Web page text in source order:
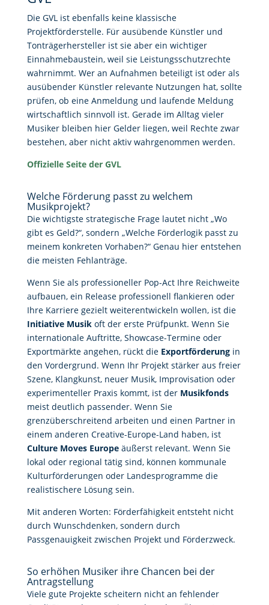
Die GVL ist ebenfalls keine klassische
Projektförderstelle. Für ausübende Künstler und
Tonträgerhersteller ist sie aber ein wichtiger
Einnahmebaustein, weil sie Leistungsschutzrechte
wahrnimmt. Wer an Aufnahmen beteiligt ist oder als
ausübender Künstler relevante Nutzungen hat, sollte
prüfen, ob eine Anmeldung und laufende Meldung
wirtschaftlich sinnvoll ist. Gerade im Alltag vieler
Musiker bleiben hier Gelder liegen, weil Rechte zwar
bestehen, aber nicht aktiv wahrgenommen werden.
Offizielle Seite der GVL
Welche Förderung passt zu welchem
Musikprojekt?
Die wichtigste strategische Frage lautet nicht „Wo
gibt es Geld?“, sondern „Welche Förderlogik passt zu
meinem konkreten Vorhaben?“ Genau hier entstehen
die meisten Fehlanträge.
Wenn Sie als professioneller Pop-Act Ihre Reichweite
aufbauen, ein Release professionell flankieren oder
Ihre Karriere gezielt weiterentwickeln wollen, ist die
Initiative Musikoft der erste Prüfpunkt. Wenn Sie
internationale Auftritte, Showcase-Termine oder
Exportmärkte angehen, rückt die Exportförderungin
den Vordergrund. Wenn Ihr Projekt stärker aus freier
Szene, Klangkunst, neuer Musik, Improvisation oder
experimenteller Praxis kommt, ist der Musikfonds
meist deutlich passender. Wenn Sie
grenzüberschreitend arbeiten und einen Partner in
einem anderen Creative-Europe-Land haben, ist
Culture Moves Europeäußerst relevant. Wenn Sie
lokal oder regional tätig sind, können kommunale
Kulturförderungen oder Landesprogramme die
realistischere Lösung sein.
Mit anderen Worten: Förderfähigkeit entsteht nicht
durch Wunschdenken, sondern durch
Passgenauigkeit zwischen Projekt und Förderzweck.
So erhöhen Musiker ihre Chancen bei der
Antragstellung
Viele gute Projekte scheitern nicht an fehlender